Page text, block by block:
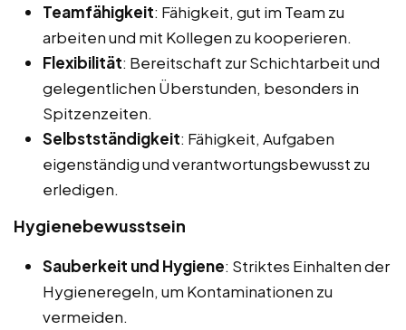
Teamfähigkeit: Fähigkeit, gut im Team zu
arbeiten und mit Kollegen zu kooperieren.
Flexibilität: Bereitschaft zur Schichtarbeit und
gelegentlichen Überstunden, besonders in
Spitzenzeiten.
Selbstständigkeit: Fähigkeit, Aufgaben
eigenständig und verantwortungsbewusst zu
erledigen.
Hygienebewusstsein
Sauberkeit und Hygiene: Striktes Einhalten der
Hygieneregeln, um Kontaminationen zu
vermeiden.